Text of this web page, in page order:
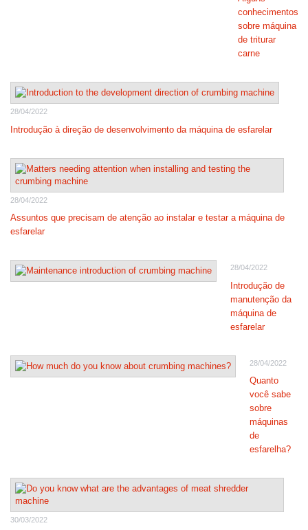
conhecimentos
sobre máquina
de triturar
carne
28/04/2022
Introdução à direção de desenvolvimento da máquina de esfarelar
28/04/2022
Assuntos que precisam de atenção ao instalar e testar a máquina de
esfarelar
28/04/2022
Introdução de
manutenção da
máquina de
esfarelar
28/04/2022
Quanto
você sabe
sobre
máquinas
de
esfarelha?
30/03/2022